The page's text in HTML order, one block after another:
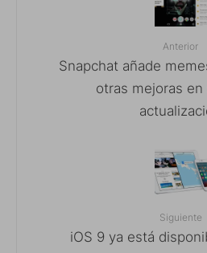
Anterior
Snapchat añade
otras mejoras en
Siguiente
iOS 9 ya está